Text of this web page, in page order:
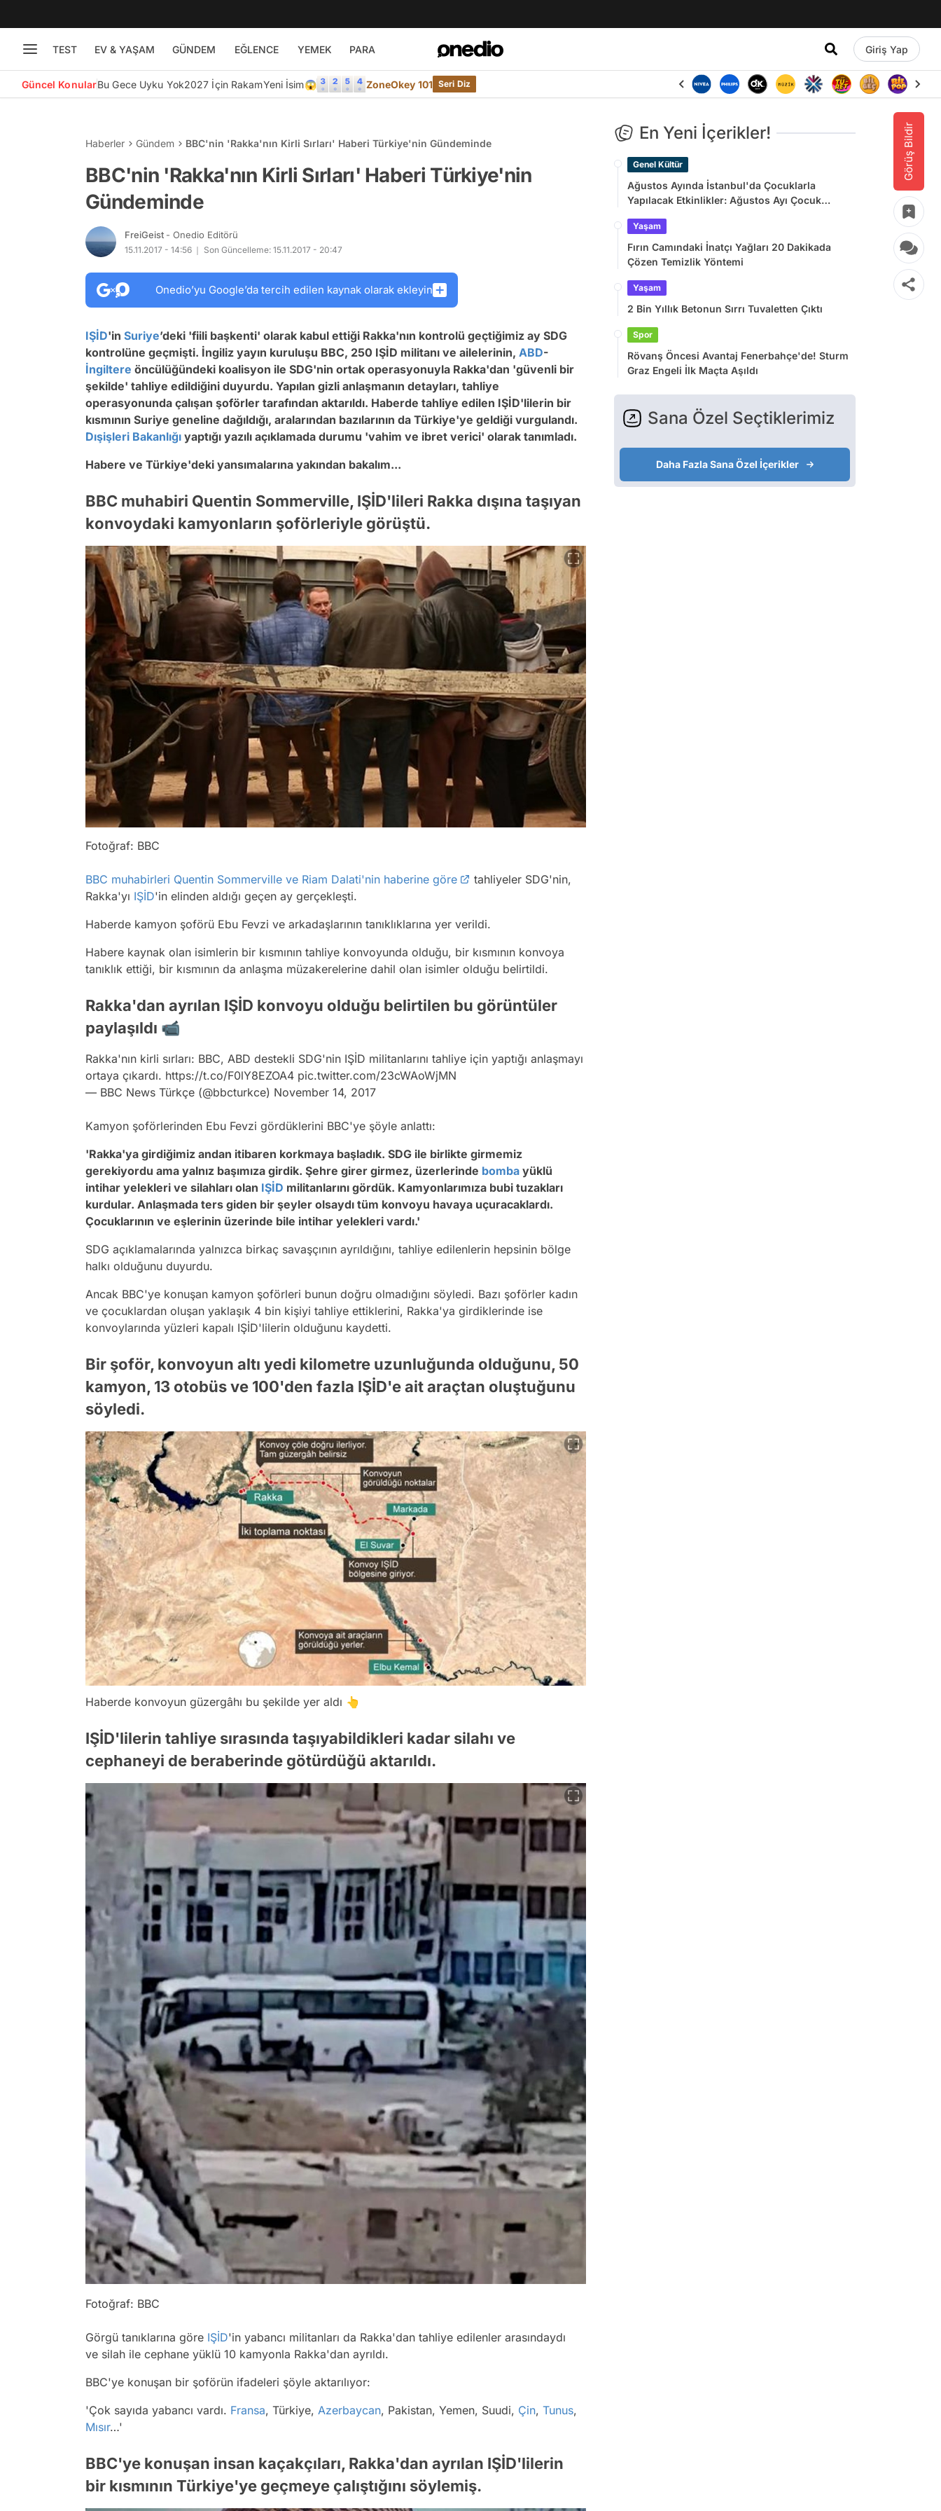
TEST EV & YAŞAM GÜNDEM EĞLENCE YEMEK PARA Giriş Yap
Güncel KonularBu Gece Uyku Yok2027 İçin RakamYeni İsim😱 ZoneOkey 101 Seri Diz
Görüş Bildir
Haberler Gündem BBC'nin 'Rakka'nın Kirli Sırları' Haberi Türkiye'nin Gündeminde
BBC'nin 'Rakka'nın Kirli Sırları' Haberi Türkiye'nin
Gündeminde
FreiGeist - Onedio Editörü
15.11.2017 - 14:56 Son Güncelleme: 15.11.2017 - 20:47
Onedio’yu Google’da tercih edilen kaynak olarak ekleyin
IŞİD'in Suriye’deki 'fiili başkenti' olarak kabul ettiği Rakka'nın kontrolü geçtiğimiz ay SDG
kontrolüne geçmişti. İngiliz yayın kuruluşu BBC, 250 IŞİD militanı ve ailelerinin, ABD-
İngiltere öncülüğündeki koalisyon ile SDG'nin ortak operasyonuyla Rakka'dan 'güvenli bir
şekilde' tahliye edildiğini duyurdu. Yapılan gizli anlaşmanın detayları, tahliye
operasyonunda çalışan şoförler tarafından aktarıldı. Haberde tahliye edilen IŞİD'lilerin bir
kısmının Suriye geneline dağıldığı, aralarından bazılarının da Türkiye'ye geldiği vurgulandı.
Dışişleri Bakanlığı yaptığı yazılı açıklamada durumu 'vahim ve ibret verici' olarak tanımladı.
Habere ve Türkiye'deki yansımalarına yakından bakalım...
BBC muhabiri Quentin Sommerville, IŞİD'lileri Rakka dışına taşıyan
konvoydaki kamyonların şoförleriyle görüştü.
Fotoğraf: BBC
BBC muhabirleri Quentin Sommerville ve Riam Dalati'nin haberine göre
tahliyeler SDG'nin,
Rakka'yı IŞİD'in elinden aldığı geçen ay gerçekleşti.
Haberde kamyon şoförü Ebu Fevzi ve arkadaşlarının tanıklıklarına yer verildi.
Habere kaynak olan isimlerin bir kısmının tahliye konvoyunda olduğu, bir kısmının konvoya
tanıklık ettiği, bir kısmının da anlaşma müzakerelerine dahil olan isimler olduğu belirtildi.
Rakka'dan ayrılan IŞİD konvoyu olduğu belirtilen bu görüntüler
paylaşıldı 📹
Rakka'nın kirli sırları: BBC, ABD destekli SDG'nin IŞİD militanlarını tahliye için yaptığı anlaşmayı
ortaya çıkardı. https://t.co/F0lY8EZOA4 pic.twitter.com/23cWAoWjMN
— BBC News Türkçe (@bbcturkce) November 14, 2017
Kamyon şoförlerinden Ebu Fevzi gördüklerini BBC'ye şöyle anlattı:
'Rakka'ya girdiğimiz andan itibaren korkmaya başladık. SDG ile birlikte girmemiz
gerekiyordu ama yalnız başımıza girdik. Şehre girer girmez, üzerlerinde bomba yüklü
intihar yelekleri ve silahları olan IŞİD militanlarını gördük. Kamyonlarımıza bubi tuzakları
kurdular. Anlaşmada ters giden bir şeyler olsaydı tüm konvoyu havaya uçuracaklardı.
Çocuklarının ve eşlerinin üzerinde bile intihar yelekleri vardı.'
SDG açıklamalarında yalnızca birkaç savaşçının ayrıldığını, tahliye edilenlerin hepsinin bölge
halkı olduğunu duyurdu.
Ancak BBC'ye konuşan kamyon şoförleri bunun doğru olmadığını söyledi. Bazı şoförler kadın
ve çocuklardan oluşan yaklaşık 4 bin kişiyi tahliye ettiklerini, Rakka'ya girdiklerinde ise
konvoylarında yüzleri kapalı IŞİD'lilerin olduğunu kaydetti.
Bir şoför, konvoyun altı yedi kilometre uzunluğunda olduğunu, 50
kamyon, 13 otobüs ve 100'den fazla IŞİD'e ait araçtan oluştuğunu
söyledi.
Haberde konvoyun güzergâhı bu şekilde yer aldı 👆
IŞİD'lilerin tahliye sırasında taşıyabildikleri kadar silahı ve
cephaneyi de beraberinde götürdüğü aktarıldı.
Fotoğraf: BBC
Görgü tanıklarına göre IŞİD'in yabancı militanları da Rakka'dan tahliye edilenler arasındaydı
ve silah ile cephane yüklü 10 kamyonla Rakka'dan ayrıldı.
BBC'ye konuşan bir şoförün ifadeleri şöyle aktarılıyor:
'Çok sayıda yabancı vardı. Fransa, Türkiye, Azerbaycan, Pakistan, Yemen, Suudi, Çin, Tunus,
Mısır…'
BBC'ye konuşan insan kaçakçıları, Rakka'dan ayrılan IŞİD'lilerin
bir kısmının Türkiye'ye geçmeye çalıştığını söylemiş.
En Yeni İçerikler!
Genel Kültür
Ağustos Ayında İstanbul'da Çocuklarla
Yapılacak Etkinlikler: Ağustos Ayı Çocuk
Yaşam
Fırın Camındaki İnatçı Yağları 20 Dakikada
Çözen Temizlik Yöntemi
Yaşam
2 Bin Yıllık Betonun Sırrı Tuvaletten Çıktı
Spor
Rövanş Öncesi Avantaj Fenerbahçe'de! Sturm
Graz Engeli İlk Maçta Aşıldı
Sana Özel Seçtiklerimiz
Daha Fazla Sana Özel İçerikler